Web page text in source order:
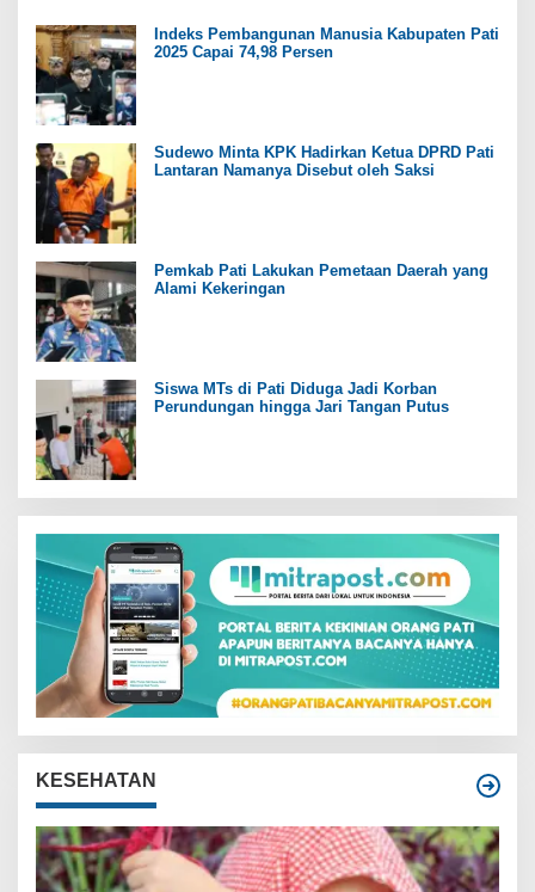
Indeks Pembangunan Manusia Kabupaten Pati
2025 Capai 74,98 Persen
Sudewo Minta KPK Hadirkan Ketua DPRD Pati
Lantaran Namanya Disebut oleh Saksi
Pemkab Pati Lakukan Pemetaan Daerah yang
Alami Kekeringan
Siswa MTs di Pati Diduga Jadi Korban
Perundungan hingga Jari Tangan Putus
KESEHATAN